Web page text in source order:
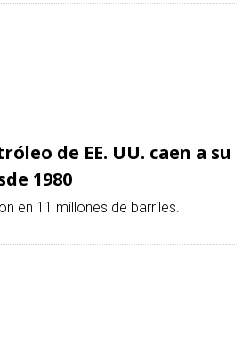
de EE. UU. caen a su
1980
en 11 millones de barriles.